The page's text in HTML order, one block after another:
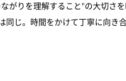
がりを理解すること"の大切さを
じ。時間をかけて丁寧に向